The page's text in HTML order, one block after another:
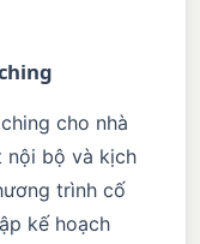
cho nhà
nội bộ và kịch
trình cố
kế hoạch